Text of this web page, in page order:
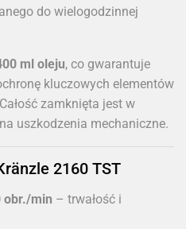
do wielogodzinnej
ml oleju, co gwarantuje
kluczowych elementów
zamknięta jest w
uszkodzenia mechaniczne.
2160 TST
obr./min – trwałość i